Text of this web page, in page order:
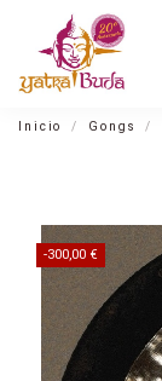
Inicio Gongs
-300,00 €